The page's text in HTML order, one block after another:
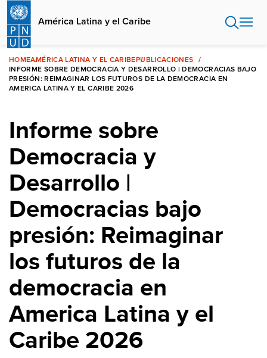
Pasar
contenido
principal
América Latina y el Caribe
HOMEAMÉRICA LATINA Y EL CARIBEPUBLICACIONES
INFORME SOBRE DEMOCRACIA Y DESARROLLO | DEMOCRACIAS BAJO
PRESIÓN: REIMAGINAR LOS FUTUROS DE LA DEMOCRACIA EN
AMERICA LATINA Y EL CARIBE 2026
Informe sobre
Democracia y
Desarrollo |
Democracias bajo
presión: Reimaginar
los futuros de la
democracia en
America Latina y el
Caribe 2026